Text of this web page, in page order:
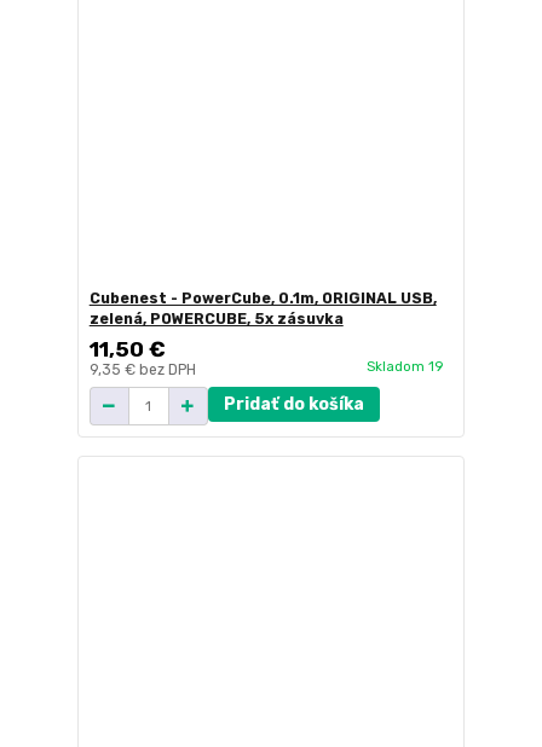
Cubenest - PowerCube, 0.1m, ORIGINAL USB,
zelená, POWERCUBE, 5x zásuvka
11,50 €
9,35 € bez DPH Skladom 19
Pridať do košíka